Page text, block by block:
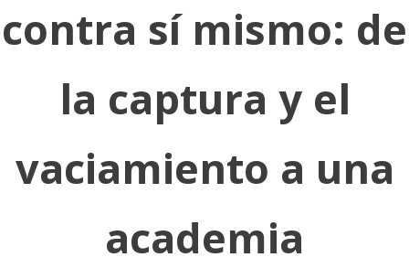
contra sí mismo: de
la captura y el
vaciamiento a una
academia